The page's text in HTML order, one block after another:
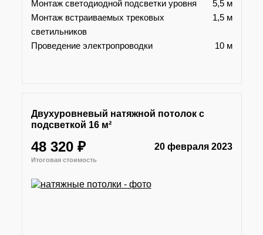
Монтаж светодиодной подсветки уровня
5,5 м
Монтаж встраиваемых трековых
светильников
1,5 м
Проведение электропроводки 10 м
Двухуровневый натяжной потолок с
подсветкой 16 м²
48 320 ₽ 20 февраля 2023